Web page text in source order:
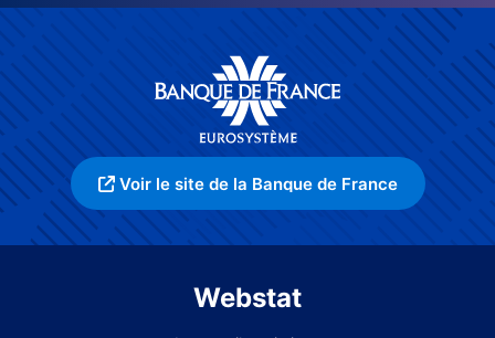
Voir le site de la Banque de France
Webstat